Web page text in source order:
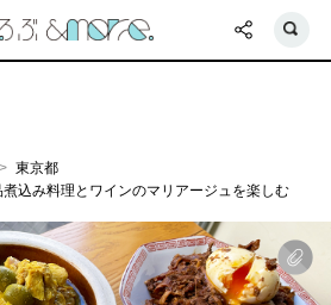
東京都
込み料理とワインのマリアージュを楽しむ